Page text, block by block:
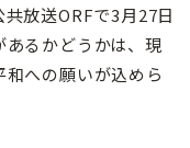
放送ORFで3月27日
るかどうかは、現
への願いが込めら